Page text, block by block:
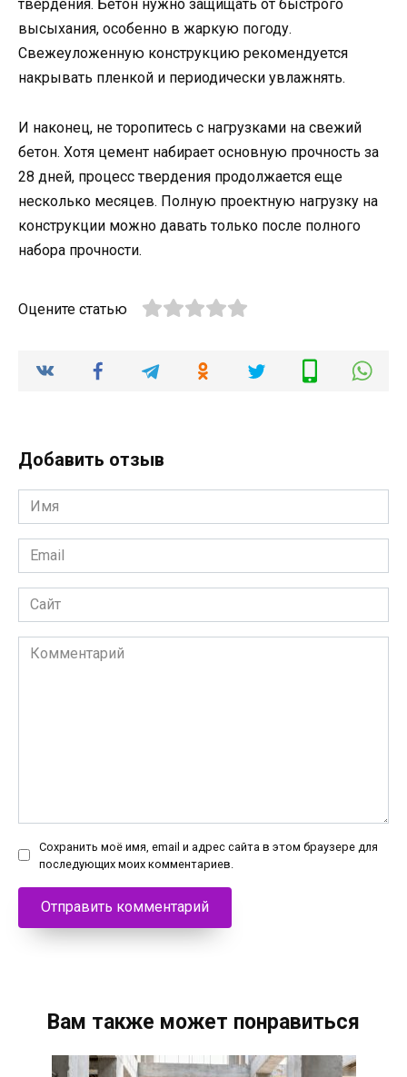
твердения. Бетон нужно защищать от быстрого
высыхания, особенно в жаркую погоду.
Свежеуложенную конструкцию рекомендуется
накрывать пленкой и периодически увлажнять.
И наконец, не торопитесь с нагрузками на свежий
бетон. Хотя цемент набирает основную прочность за
28 дней, процесс твердения продолжается еще
несколько месяцев. Полную проектную нагрузку на
конструкции можно давать только после полного
набора прочности.
Оцените статью
Добавить отзыв
Имя
*
Email
*
Сайт
Комментарий
Сохранить моё имя, email и адрес сайта в этом браузере для
последующих моих комментариев.
Вам также может понравиться